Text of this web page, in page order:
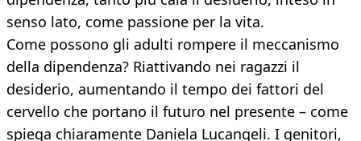
senso lato, come passione per la vita.
Come possono gli adulti rompere il meccanismo
della dipendenza? Riattivando nei ragazzi il
desiderio, aumentando il tempo dei fattori del
cervello che portano il futuro nel presente – come
spiega chiaramente Daniela Lucangeli. I genitori,